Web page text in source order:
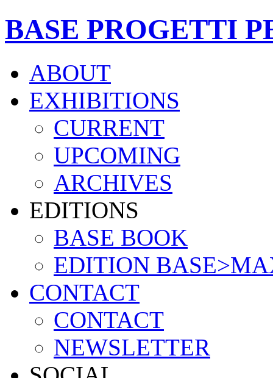
BASE PROGETTI
ABOUT
EXHIBITIONS
CURRENT
UPCOMING
ARCHIVES
EDITIONS
BASE BOOK
EDITION
CONTACT
CONTACT
NEWSLETTER